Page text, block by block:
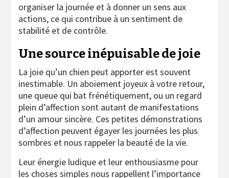
organiser la journée et à donner un sens aux
actions, ce qui contribue à un sentiment de
stabilité et de contrôle.
Une source inépuisable de joie
La joie qu’un chien peut apporter est souvent
inestimable. Un aboiement joyeux à votre retour,
une queue qui bat frénétiquement, ou un regard
plein d’affection sont autant de manifestations
d’un amour sincère. Ces petites démonstrations
d’affection peuvent égayer les journées les plus
sombres et nous rappeler la beauté de la vie.
Leur énergie ludique et leur enthousiasme pour
les choses simples nous rappellent l’importance